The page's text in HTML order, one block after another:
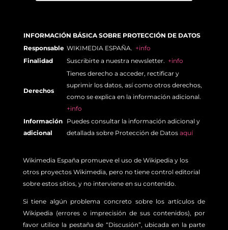
INFORMACIÓN BÁSICA SOBRE PROTECCIÓN DE DATOS
Responsable WIKIMEDIA ESPAÑA. +info
Finalidad
Suscribirte a nuestra newsletter. +info
Derechos
Tienes derecho a acceder, rectificar y
suprimir los datos, así como otros derechos,
como se explica en la información adicional.
+info
Información
adicional
Puedes consultar la información adicional y
detallada sobre Protección de Datos aquí
Wikimedia España promueve el uso de Wikipedia y los
otros proyectos Wikimedia, pero no tiene control editorial
sobre estos sitios, y no interviene en su contenido.
Si tiene algún problema concreto sobre los artículos de
Wikipedia (errores o imprecisión de sus contenidos), por
favor utilice la pestaña de “Discusión”, ubicada en la parte